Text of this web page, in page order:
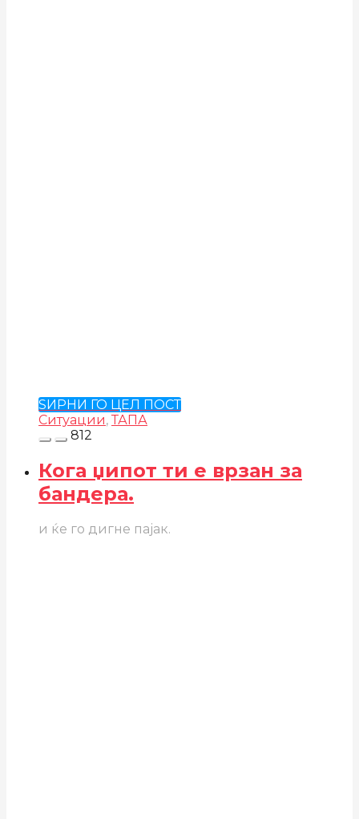
ЅИРНИ ГО ЦЕЛ ПОСТ
Ситуации, ТАПА
812
Кога џипот ти е врзан за
бандера.
и ќе го дигне пајак.